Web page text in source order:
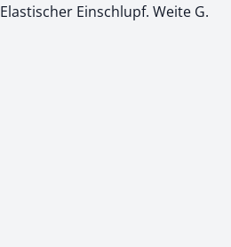
Elastischer Einschlupf. Weite G.